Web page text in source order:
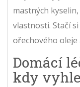
mastných
vlastnosti. Stačí
ořechového
Domácí
kdy